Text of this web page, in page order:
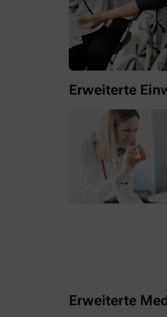
Erweiterte
Erweiterte